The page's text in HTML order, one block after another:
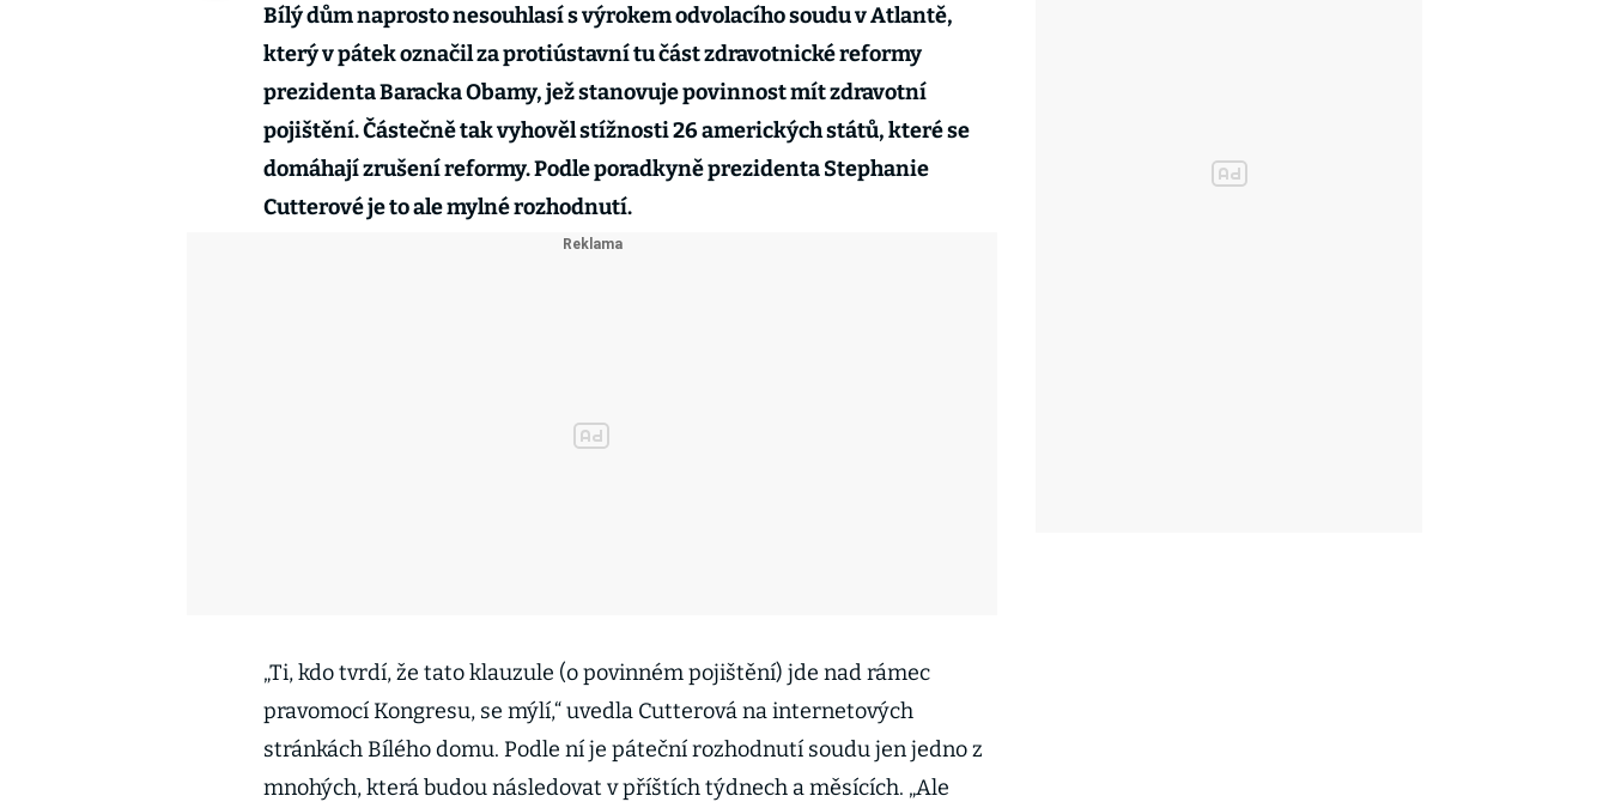
Bílý dům naprosto nesouhlasí s výrokem odvolacího soudu v Atlantě,
který v pátek označil za protiústavní tu část zdravotnické reformy
prezidenta Baracka Obamy, jež stanovuje povinnost mít zdravotní
pojištění. Částečně tak vyhověl stížnosti 26 amerických států, které se
domáhají zrušení reformy. Podle poradkyně prezidenta Stephanie
Cutterové je to ale mylné rozhodnutí.
„Ti, kdo tvrdí, že tato klauzule (o povinném pojištění) jde nad rámec
pravomocí Kongresu, se mýlí,“ uvedla Cutterová na internetových
stránkách Bílého domu. Podle ní je páteční rozhodnutí soudu jen jedno z
mnohých, která budou následovat v příštích týdnech a měsících. „Ale